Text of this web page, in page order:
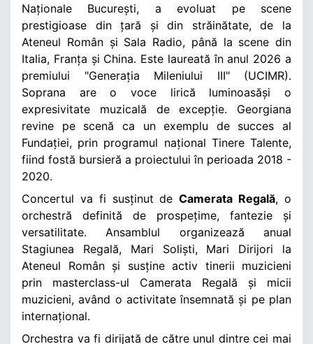
Naționale București,
a evoluat pe scene
prestigioase din țară și din străinătate, de la
Ateneul Român și Sala Radio, până la scene din
Italia, Franța și China. Este laureată în anul 2026 a
premiului "Generația Mileniului III" (UCIMR).
Soprana are
o voce lirică luminoasăși o
expresivitate muzicală de excepție.
Georgiana
revine pe scenă ca un exemplu de succes al
Fundației, prin programul național Tinere Talente,
fiind fostă bursieră a proiectului în perioada 2018 -
2020.
Concertul va fi susținut deCamerata Regală, o
orchestră definită
de prospețime, fantezie și
versatilitate. Ansamblul
organizează anual
Stagiunea Regală,
Mari Soliști, Mari Dirijori
la
Ateneul Român și susține activ tinerii muzicieni
prin masterclass-ul Camerata Regală și micii
muzicieni, având o activitate însemnată și pe plan
internațional.
Orchestra va fi dirijată de către unul dintre cei mai